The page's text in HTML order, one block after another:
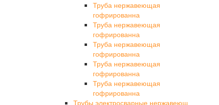
Труба нержавеющая
гофрированна
Труба нержавеющая
гофрированна
Труба нержавеющая
гофрированна
Труба нержавеющая
гофрированна
Труба нержавеющая
гофрированна
Трубы электросварные нержавеющ